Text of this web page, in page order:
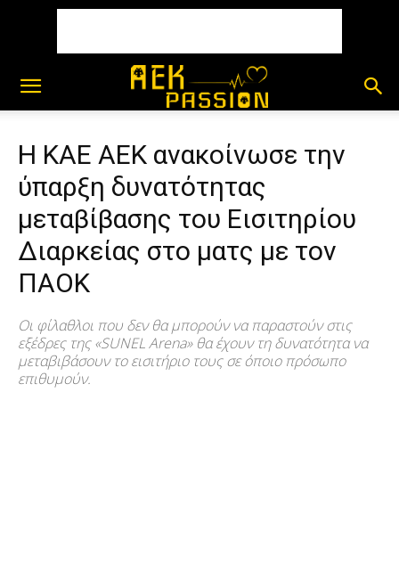
Η ΚΑΕ ΑΕΚ ανακοίνωσε την
ύπαρξη δυνατότητας
μεταβίβασης του Eισιτηρίου
Διαρκείας στο ματς με τον
ΠΑΟΚ
Οι φίλαθλοι που δεν θα μπορούν να παραστούν στις
εξέδρες της «SUNEL Arena» θα έχουν τη δυνατότητα να
μεταβιβάσουν το εισιτήριο τους σε όποιο πρόσωπο
επιθυμούν.